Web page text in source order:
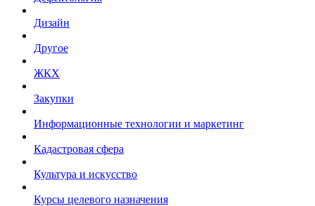
Дизайн
Другое
ЖКХ
Закупки
Информационные технологии и маркетинг
Кадастровая сфера
Культура и искусство
Курсы целевого назначения